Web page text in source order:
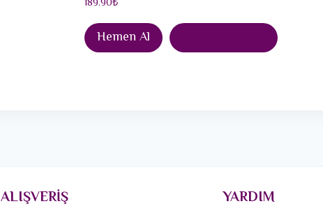
189.90₺
Hemen Al
ALIŞVERİŞ YARDIM